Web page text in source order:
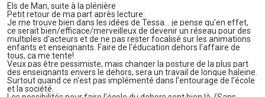
Els de Man, suite à la plénière
Petit retour de ma part après lecture:
Je me trouve bien dans les idées de Tessa... je pense qu'en effet,
ce serait bien/efficace/merveilleux de devenir un réseau pour des
multiples d'acteurs et de ne pas rester focalisé sur les animations
enfants et enseignants. Faire de l'éducation dehors l'affaire de
tous, ça me tente!
Veux pas être pessimiste, mais changer la posture de la plus part
des enseignants envers le dehors, sera un travail de longue haleine.
Surtout quand ce n'est pas implémenté dans l'entourage de l'école
et la société.